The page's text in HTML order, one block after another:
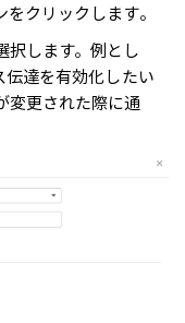
クリックします。
択します。例とし
伝達を有効化したい
変更された際に通